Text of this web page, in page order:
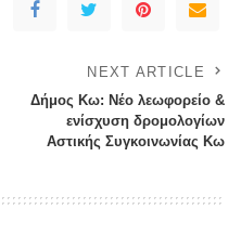
NEXT ARTICLE
Δήμος Κω: Νέο λεωφορείο &
ενίσχυση δρομολογίων
Αστικής Συγκοινωνίας Κω